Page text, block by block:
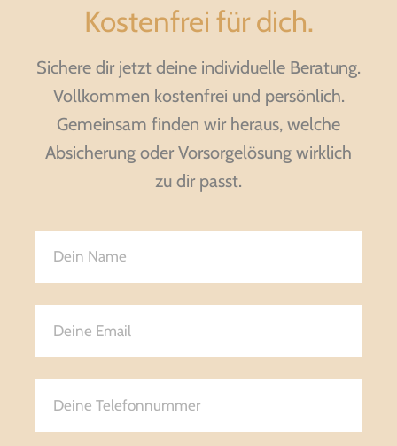
Kostenfrei für dich.
Sichere dir jetzt deine individuelle Beratung.
Vollkommen kostenfrei und persönlich.
Gemeinsam finden wir heraus, welche
Absicherung oder Vorsorgelösung wirklich
zu dir passt.